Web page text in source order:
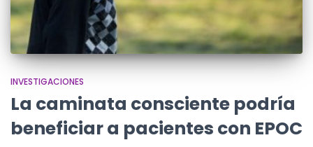
INVESTIGACIONES
La caminata consciente podría
beneficiar a pacientes con EPOC